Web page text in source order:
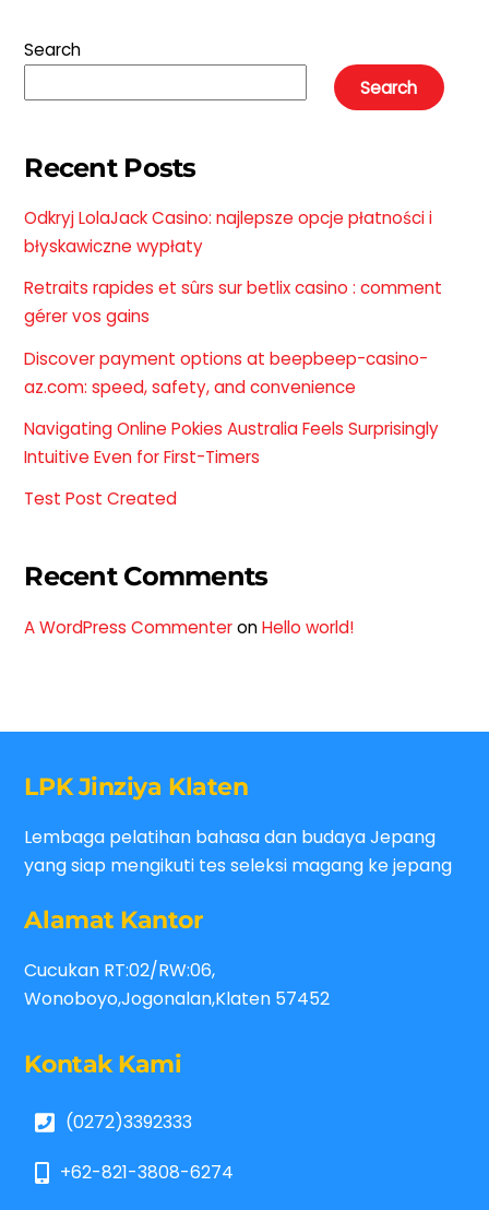
Search
Search
Recent Posts
Odkryj LolaJack Casino: najlepsze opcje płatności i
błyskawiczne wypłaty
Retraits rapides et sûrs sur betlix casino : comment
gérer vos gains
Discover payment options at beepbeep-casino-
az.com: speed, safety, and convenience
Navigating Online Pokies Australia Feels Surprisingly
Intuitive Even for First-Timers
Test Post Created
Recent Comments
A WordPress CommenteronHello world!
LPK Jinziya Klaten
Lembaga pelatihan bahasa dan budaya Jepang
yang siap mengikuti tes seleksi magang ke jepang
Alamat Kantor
Cucukan RT:02/RW:06,
Wonoboyo,Jogonalan,Klaten 57452
Kontak Kami
(0272)3392333
+62-821-3808-6274